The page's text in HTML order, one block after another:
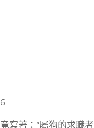
寫著：“屬狗的求職者